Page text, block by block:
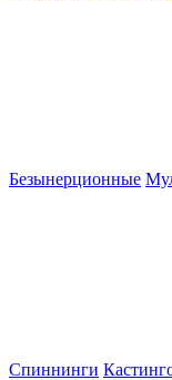
Безынерционные
Спиннинги